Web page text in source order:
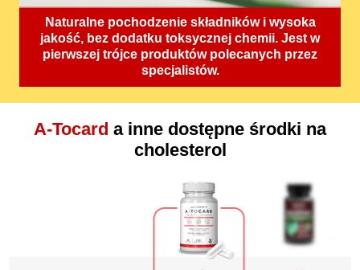
Naturalne pochodzenie składników i wysoka
jakość, bez dodatku toksycznej chemii. Jest w
pierwszej trójce produktów polecanych przez
specjalistów.
A-Tocard a inne dostępne środki na
cholesterol